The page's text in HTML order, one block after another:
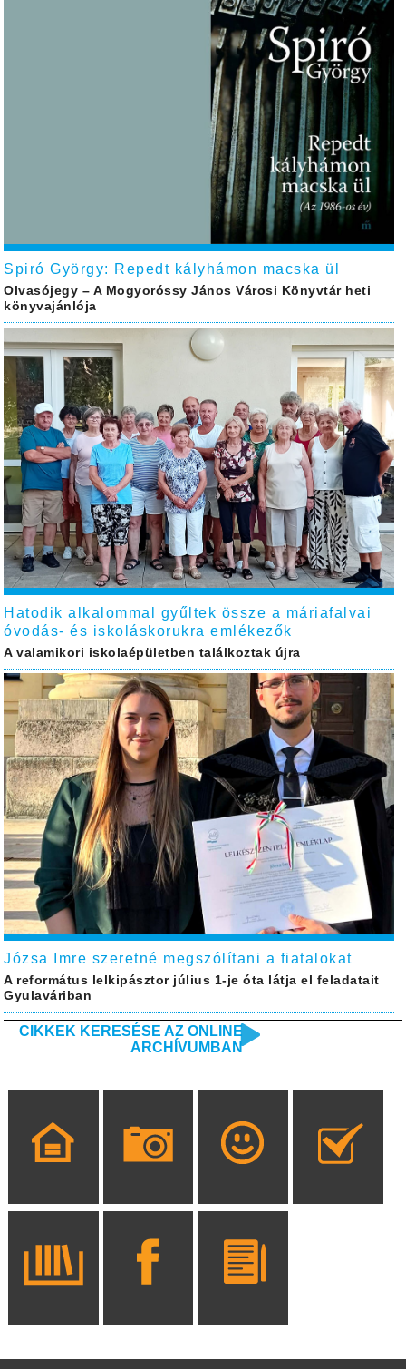
Spiró György: Repedt kályhámon macska ül
Olvasójegy – A Mogyoróssy János Városi Könyvtár heti
könyvajánlója
Hatodik alkalommal gyűltek össze a máriafalvai
óvodás- és iskoláskorukra emlékezők
A valamikori iskolaépületben találkoztak újra
Józsa Imre szeretné megszólítani a fiatalokat
A református lelkipásztor július 1-je óta látja el feladatait
Gyulaváriban
CIKKEK KERESÉSE AZ ONLINE
ARCHÍVUMBAN